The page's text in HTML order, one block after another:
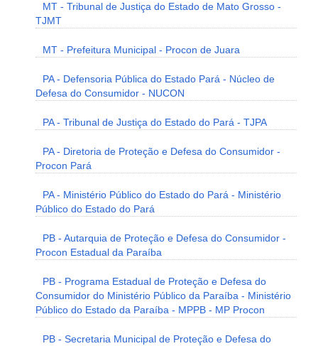
MT - Tribunal de Justiça do Estado de Mato Grosso -
TJMT
MT - Prefeitura Municipal - Procon de Juara
PA - Defensoria Pública do Estado Pará - Núcleo de
Defesa do Consumidor - NUCON
PA - Tribunal de Justiça do Estado do Pará - TJPA
PA - Diretoria de Proteção e Defesa do Consumidor -
Procon Pará
PA - Ministério Público do Estado do Pará - Ministério
Público do Estado do Pará
PB - Autarquia de Proteção e Defesa do Consumidor -
Procon Estadual da Paraíba
PB - Programa Estadual de Proteção e Defesa do
Consumidor do Ministério Público da Paraíba - Ministério
Público do Estado da Paraíba - MPPB - MP Procon
PB - Secretaria Municipal de Proteção e Defesa do